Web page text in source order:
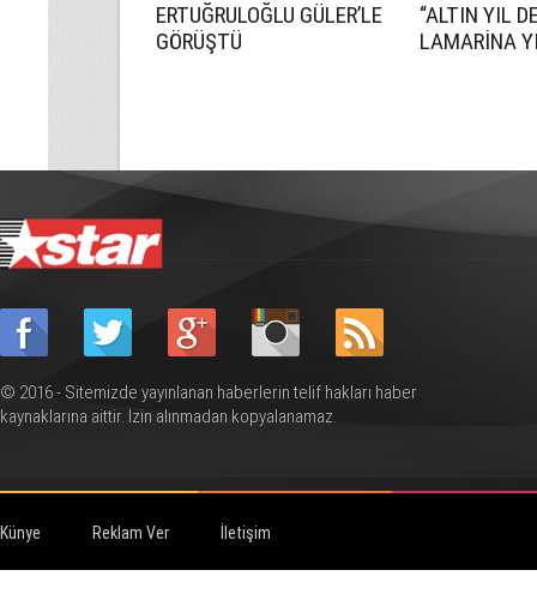
ERTUĞRULOĞLU GÜLER’LE
GÖRÜŞTÜ
“ALTIN YIL
LAMARİNA
© 2016 - Sitemizde yayınlanan haberlerin telif hakları haber
kaynaklarına aittir. İzin alınmadan kopyalanamaz.
Künye Reklam Ver İletişim